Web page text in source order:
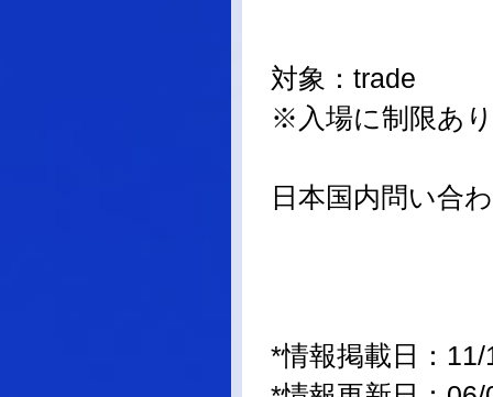
対象：trade
※入場に制限あ
日本国内問い合
*情報掲載日：